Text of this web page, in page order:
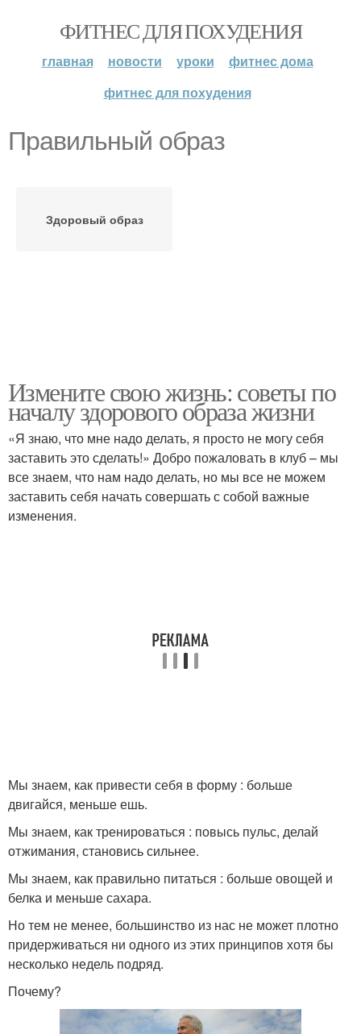
ФИТНЕС ДЛЯ ПОХУДЕНИЯ
главная новости уроки
фитнес дома
фитнес для похудения
Правильный образ
Здоровый образ
Измените свою жизнь: советы по
началу здорового образа жизни
«Я знаю, что мне надо делать, я просто не могу себя
заставить это сделать!» Добро пожаловать в клуб – мы
все знаем, что нам надо делать, но мы все не можем
заставить себя начать совершать с собой важные
изменения.
Мы знаем, как привести себя в форму : больше
двигайся, меньше ешь.
Мы знаем, как тренироваться : повысь пульс, делай
отжимания, становись сильнее.
Мы знаем, как правильно питаться : больше овощей и
белка и меньше сахара.
Но тем не менее, большинство из нас не может плотно
придерживаться ни одного из этих принципов хотя бы
несколько недель подряд.
Почему?